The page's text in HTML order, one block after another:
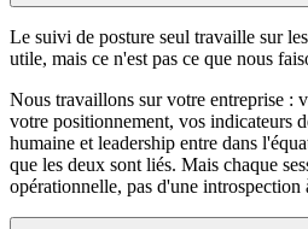
Le suivi de posture seul travaille sur
utile, mais ce n'est pas ce que nous
Nous travaillons sur votre entreprise :
votre positionnement, vos indicateurs
humaine et leadership entre dans
que les deux sont liés. Mais chaque
opérationnelle, pas d'une introspection